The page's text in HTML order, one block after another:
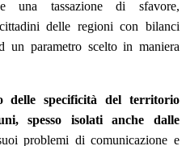
una tassazione di sfavore,
delle regioni con bilanci
un parametro scelto in maniera
delle specificità del territorio
spesso isolati anche dalle
problemi di comunicazione e